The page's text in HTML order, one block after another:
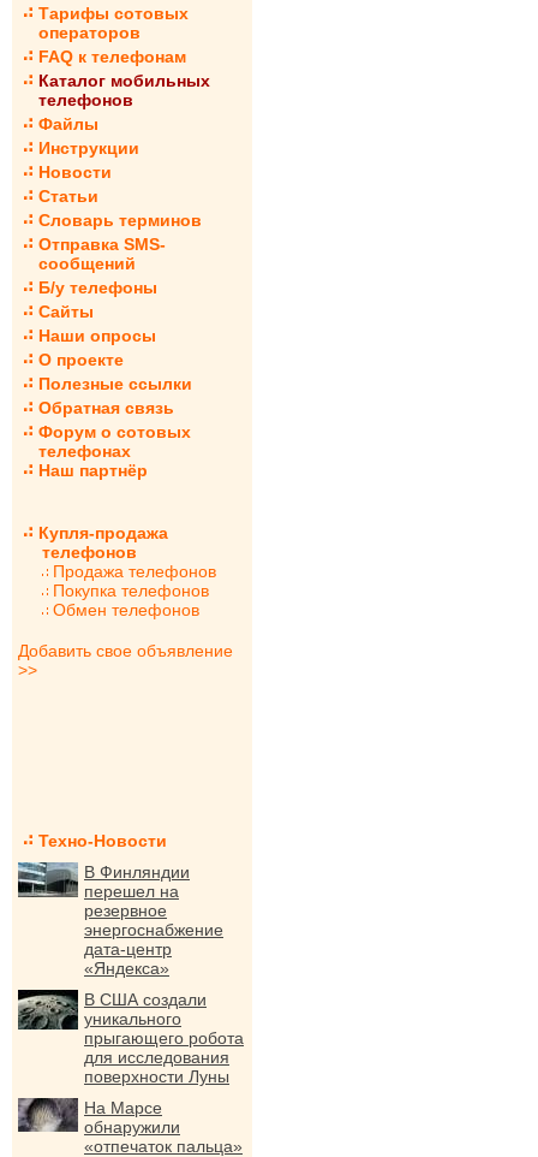
Тарифы сотовых
операторов
FAQ к телефонам
Каталог мобильных
телефонов
Файлы
Инструкции
Новости
Статьи
Словарь терминов
Отправка SMS-
сообщений
Б/у телефоны
Сайты
Наши опросы
О проекте
Полезные ссылки
Обратная связь
Форум о сотовых
телефонах
Наш партнёр
Купля-продажа
телефонов
Продажа телефонов
Покупка телефонов
Обмен телефонов
Добавить свое объявление
>>
Техно-Новости
В Финляндии
перешел на
резервное
энергоснабжение
дата-центр
«Яндекса»
В США создали
уникального
прыгающего робота
для исследования
поверхности Луны
На Марсе
обнаружили
«отпечаток пальца»